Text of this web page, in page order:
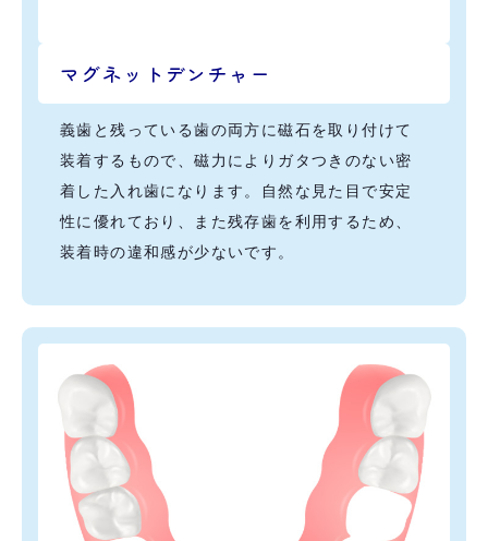
マグネットデンチャー
義歯と残っている歯の両方に磁石を取り付けて
装着するもので、磁力によりガタつきのない密
着した入れ歯になります。自然な見た目で安定
性に優れており、また残存歯を利用するため、
装着時の違和感が少ないです。